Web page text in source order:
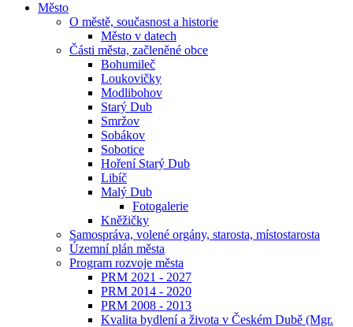
Město
O městě, současnost a historie
Město v datech
Části města, začleněné obce
Bohumileč
Loukovičky
Modlibohov
Starý Dub
Smržov
Sobákov
Sobotice
Hoření Starý Dub
Libíč
Malý Dub
Fotogalerie
Kněžičky
Samospráva, volené orgány, starosta, místostarosta
Územní plán města
Program rozvoje města
PRM 2021 - 2027
PRM 2014 - 2020
PRM 2008 - 2013
Kvalita bydlení a života v Českém Dubě (Mgr.